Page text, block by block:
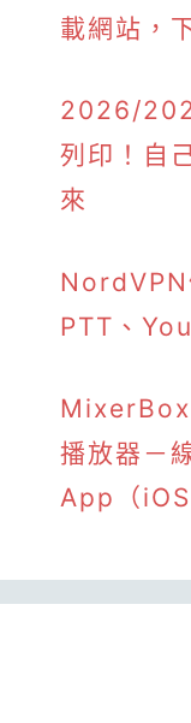
載網站，
2026/
列印！自
來
NordVPN
PTT、
MixerBox
播放器－
App（